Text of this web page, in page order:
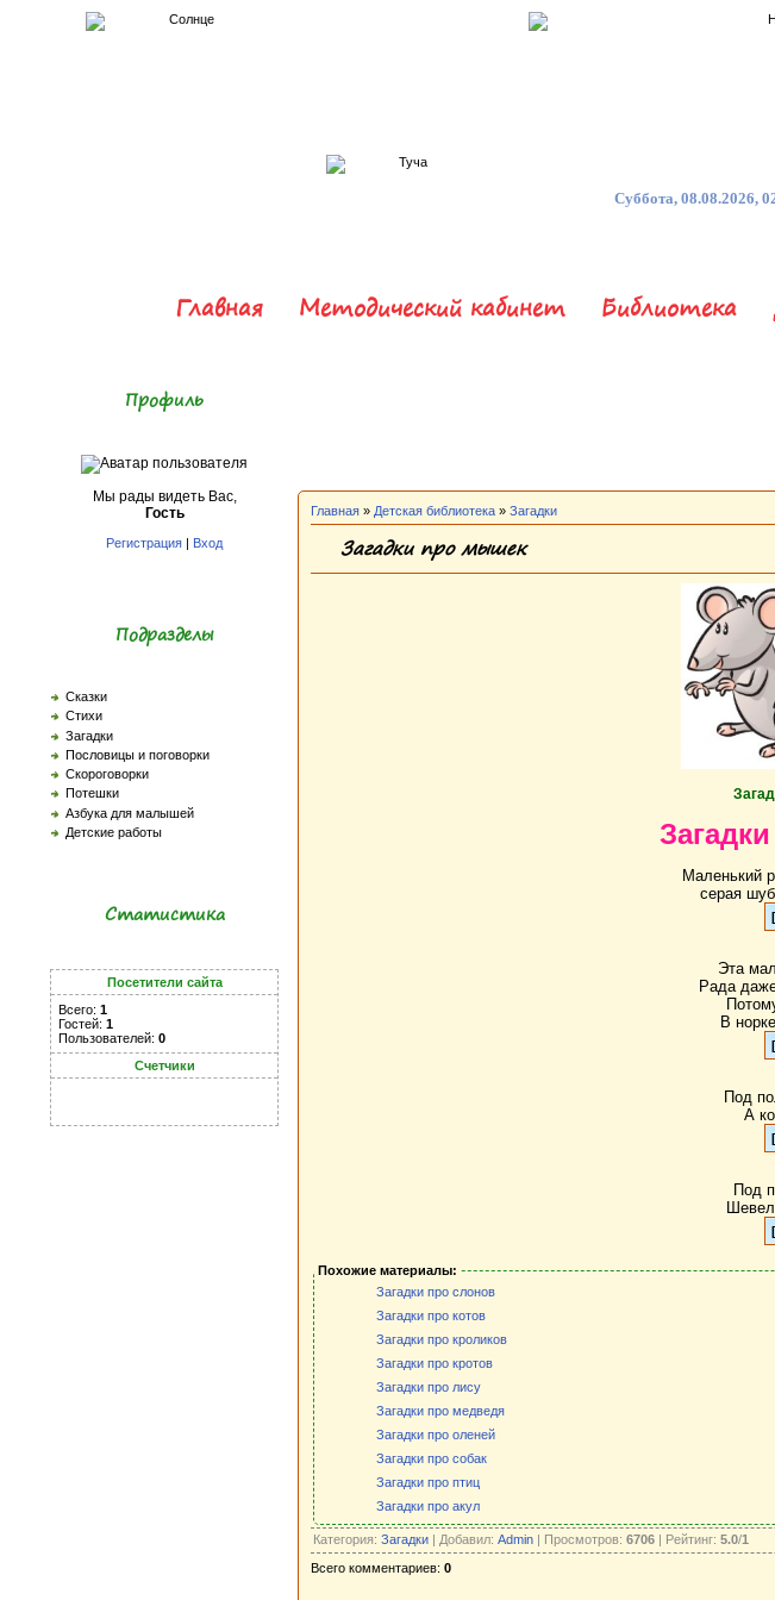
Суббота, 08.08.2026,
Главная Методический кабинет Библиотека
Профиль
Мы рады видеть Вас,
Гость
Регистрация | Вход
Подразделы
Сказки
Стихи
Загадки
Пословицы и поговорки
Скороговорки
Потешки
Азбука для малышей
Детские работы
Статистика
Посетители сайта
Всего: 1
Гостей: 1
Пользователей: 0
Счетчики
Главная » Детская библиотека » Загадки
Загадки про мышек
Маленький
серая
Эта
Рада
В
Под
А
Под
Похожие материалы:
Загадки про слонов
Загадки про котов
Загадки про кроликов
Загадки про кротов
Загадки про лису
Загадки про медведя
Загадки про оленей
Загадки про собак
Загадки про птиц
Загадки про акул
Категория: Загадки | Добавил: Admin | Просмотров: 6706 | Рейтинг: 5.0/1
Всего комментариев: 0